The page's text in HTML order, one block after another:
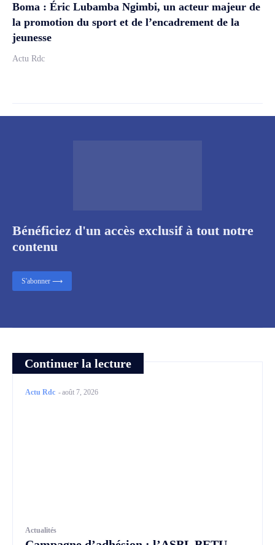
Boma : Éric Lubamba Ngimbi, un acteur majeur de
la promotion du sport et de l’encadrement de la
jeunesse
Actu Rdc
Continuer la lecture
Actu Rdc -août 7, 2026
Actualités
Bénéficiez d'un accès exclusif à tout notre
contenu
S'abonner ⟶